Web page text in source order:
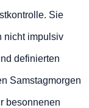
Sie
nicht impulsiv
definierten
Samstagmorgen
besonnenen